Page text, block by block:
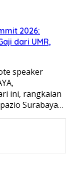
2026:
dari UMR,
speaker
ini, rangkaian
Surabaya…